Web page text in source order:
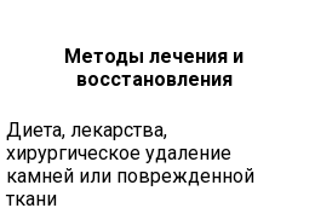
Методы лечения и
восстановления
Диета, лекарства,
хирургическое удаление
камней или поврежденной
ткани